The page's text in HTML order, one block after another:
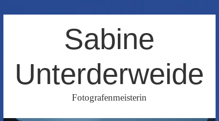
Sabine
Unterderweide
Fotografenmeisterin